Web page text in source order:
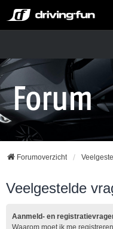
Forumoverzicht
Veelgestelde
Aanmeld- en
Waarom moet ik me